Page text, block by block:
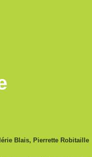
Blais, Pierrette Robitaille